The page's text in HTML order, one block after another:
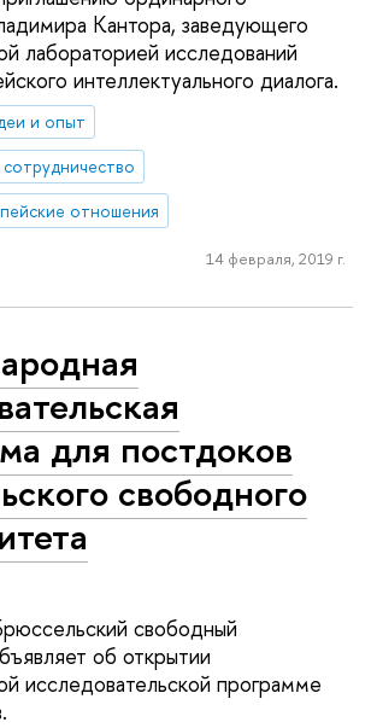
Кантора, заведующего
лабораторией исследований
интеллектуального диалога.
и опыт
отношения
14 февраля, 2019 г.
для постдоков
свободного
свободный
об открытии
исследовательской программе